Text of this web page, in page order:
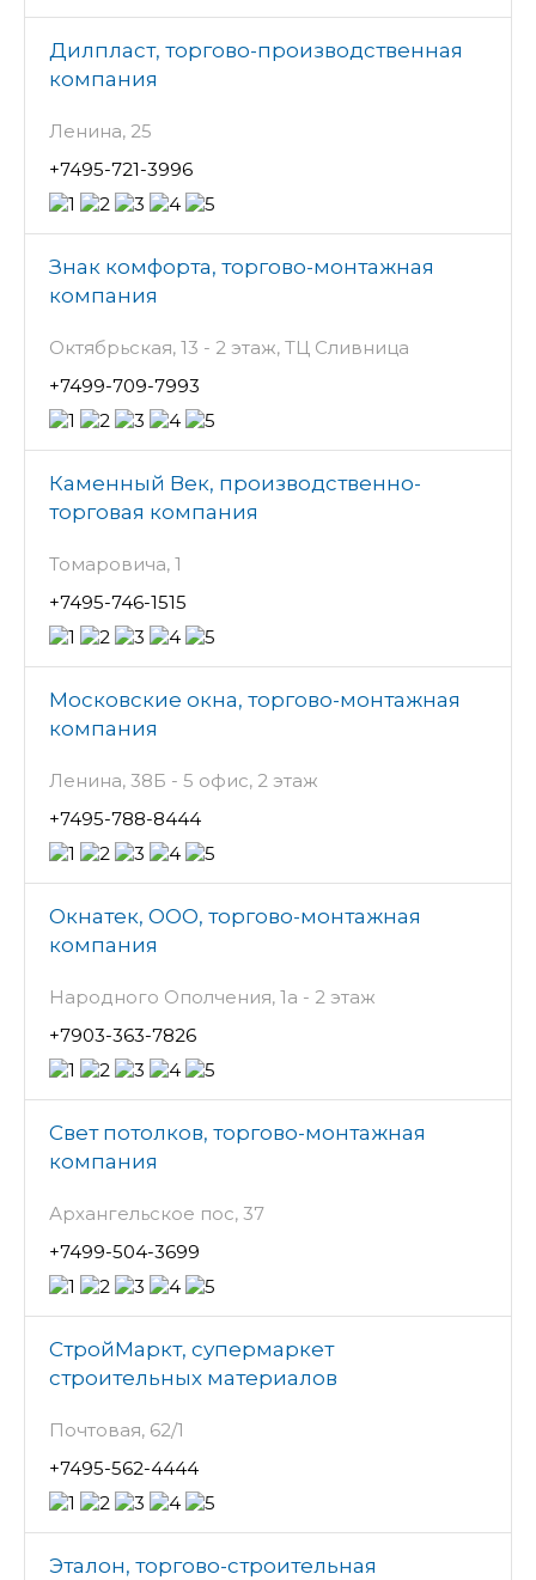
Дилпласт, торгово-производственная
компания
Ленина, 25
+7495-721-3996
Знак комфорта, торгово-монтажная
компания
Октябрьская, 13 - 2 этаж, ТЦ Сливница
+7499-709-7993
Каменный Век, производственно-
торговая компания
Томаровича, 1
+7495-746-1515
Московские окна, торгово-монтажная
компания
Ленина, 38Б - 5 офис, 2 этаж
+7495-788-8444
Окнатек, ООО, торгово-монтажная
компания
Народного Ополчения, 1а - 2 этаж
+7903-363-7826
Свет потолков, торгово-монтажная
компания
Архангельское пос, 37
+7499-504-3699
СтройМаркт, супермаркет
строительных материалов
Почтовая, 62/1
+7495-562-4444
Эталон, торгово-строительная